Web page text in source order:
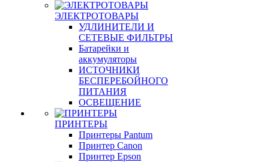
ЭЛЕКТРОТОВАРЫ
УДЛИНИТЕЛИ И
СЕТЕВЫЕ ФИЛЬТРЫ
Батарейки и
аккумуляторы
ИСТОЧНИКИ
БЕСПЕРЕБОЙНОГО
ПИТАНИЯ
ОСВЕЩЕНИЕ
ПРИНТЕРЫ
Принтеры Pantum
Принтер Canon
Принтер Epson